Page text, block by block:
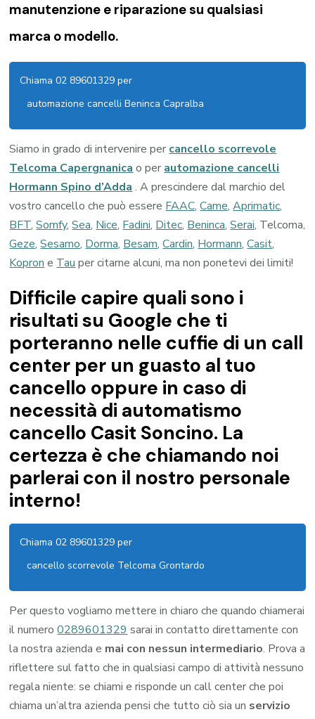
manutenzione e riparazione su qualsiasi
marca o modello.
Chiama 02 89601329 per
automazione cancelli Beninca Capralba
Siamo in grado di intervenire per cancello scorrevole
Telcoma Capergnanica o per automazione cancelli
Hormann Spino d’Adda . A prescindere dal marchio del
vostro cancello che può essere FAAC,Came,Aprimatic,
BFT,Somfy,Sea, Nice, Fadini, Ditec, Beninca,Serai, Telcoma,
Geze,Sesamo, Dorma, Besam,Cardin, Hormann,Casit,
Kopron e Tau per citarne alcuni, ma non ponetevi dei limiti!
Difficile capire quali sono i
risultati su Google che ti
porteranno nelle cuffie di un call
center per un guasto al tuo
cancello oppure in caso di
necessità di automatismo
cancello Casit Soncino. La
certezza è che chiamando noi
parlerai con il nostro personale
interno!
Chiama 02 89601329 per
cancello scorrevole Telcoma Grontardo
Per questo vogliamo mettere in chiaro che quando chiamerai
il numero0289601329 sarai in contatto direttamente con
la nostra azienda e mai con nessun intermediario. Prova a
riflettere sul fatto che in qualsiasi campo di attività nessuno
regala niente: se chiami e risponde un call center che poi
chiama un’altra azienda pensi che tutto ciò sia un servizio